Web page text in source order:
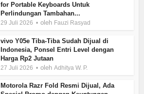
for Portable Keyboards Untuk
Perlindungan Tambahan...
29 Juli 2026 oleh Fauzi Rasyad
vivo Y05e Tiba-Tiba Sudah Dijual di
Indonesia, Ponsel Entri Level dengan
Harga Rp2 Jutaan
27 Juli 2026 olehAdhitya W. P.
Motorola Razr Fold Resmi Dijual, Ada